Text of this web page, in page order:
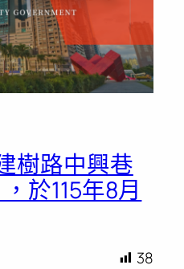
樹路中興巷
於115年8月
38